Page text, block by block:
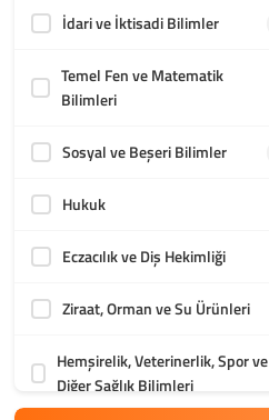
İdari ve İktisadi Bilimler
Temel Fen ve Matematik
Bilimleri
Sosyal ve Beşeri Bilimler
Hukuk
Eczacılık ve Diş Hekimliği
Ziraat, Orman ve Su Ürünleri
Hemşirelik, Veterinerlik, Spor ve
Diğer Sağlık Bilimleri